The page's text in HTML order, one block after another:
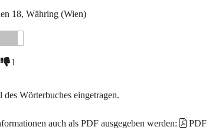
18, Währing (Wien)
1
Wörterbuches eingetragen.
auch als PDF ausgegeben werden: PDF